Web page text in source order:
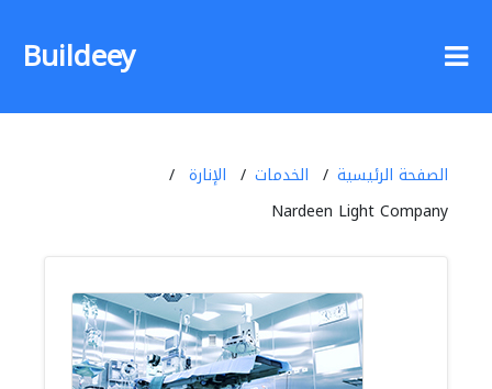
Buildeey
الصفحة الرئيسية الخدمات
الإنارة
Nardeen Light Company